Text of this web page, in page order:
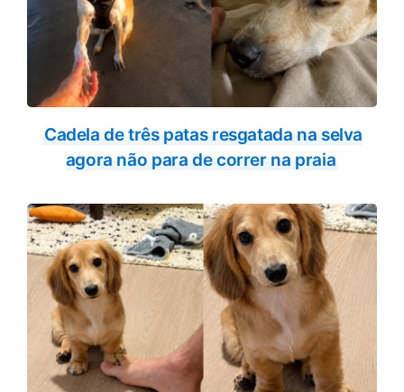
Cadela de três patas resgatada na selva
agora não para de correr na praia